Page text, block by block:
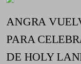
ANGRA
PARA
DE HOLY